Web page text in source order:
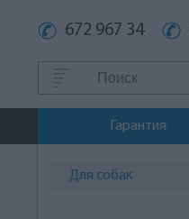
672 967 34
Гарантия
Для собак